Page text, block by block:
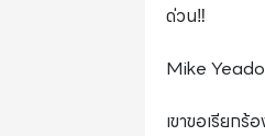
ด่วน‼
Mike
เขาขอเรียก